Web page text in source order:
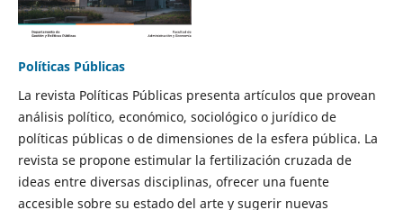
Políticas Públicas
La revista Políticas Públicas presenta artículos que provean
análisis político, económico, sociológico o jurídico de
políticas públicas o de dimensiones de la esfera pública. La
revista se propone estimular la fertilización cruzada de
ideas entre diversas disciplinas, ofrecer una fuente
accesible sobre su estado del arte y sugerir nuevas